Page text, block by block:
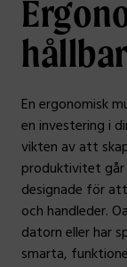
En ergonomisk
en investering i
vikten av att
produktivitet går
designade för
och handleder.
datorn eller har
smarta,